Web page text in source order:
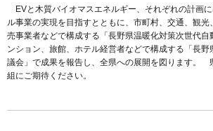
EVと木質バイオマスエネルギー、それぞれの計画
ル事業の実現を目指すとともに、市町村、交通、観光
売事業者などで構成する「長野県温暖化対策次世代
ンション、旅館、ホテル経営者などで構成する「長
議会」で成果を報告し、全県への展開を図ります。
組にご期待ください。